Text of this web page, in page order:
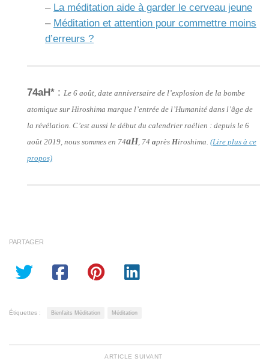
– La méditation aide à garder le cerveau jeune
– Méditation et attention pour commettre moins
d’erreurs ?
74aH* : Le 6 août, date anniversaire de l’explosion de la bombe
atomique sur Hiroshima marque l’entrée de l’Humanité dans l’âge de
la révélation. C’est aussi le début du calendrier raélien : depuis le 6
août 2019, nous sommes en 74aH, 74 après Hiroshima. (Lire plus à ce
propos)
PARTAGER
Étiquettes : Bienfaits Méditation Méditation
ARTICLE SUIVANT